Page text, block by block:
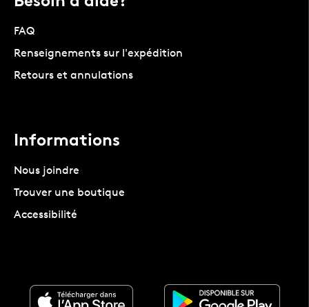
FAQ
Renseignements sur l'expédition
Retours et annulations
Informations
Nous joindre
Trouver une boutique
Accessibilité